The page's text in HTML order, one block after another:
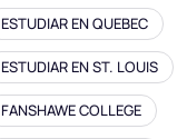
ESTUDIAR EN QUEBEC
ESTUDIAR EN ST. LOUIS
FANSHAWE COLLEGE